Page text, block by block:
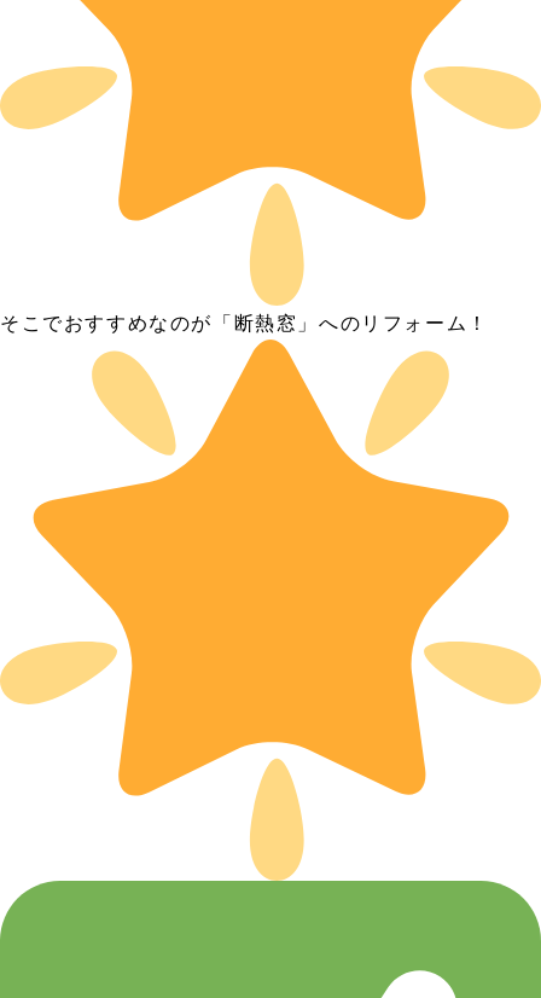
そこでおすすめなのが「断熱窓」へのリフォーム！